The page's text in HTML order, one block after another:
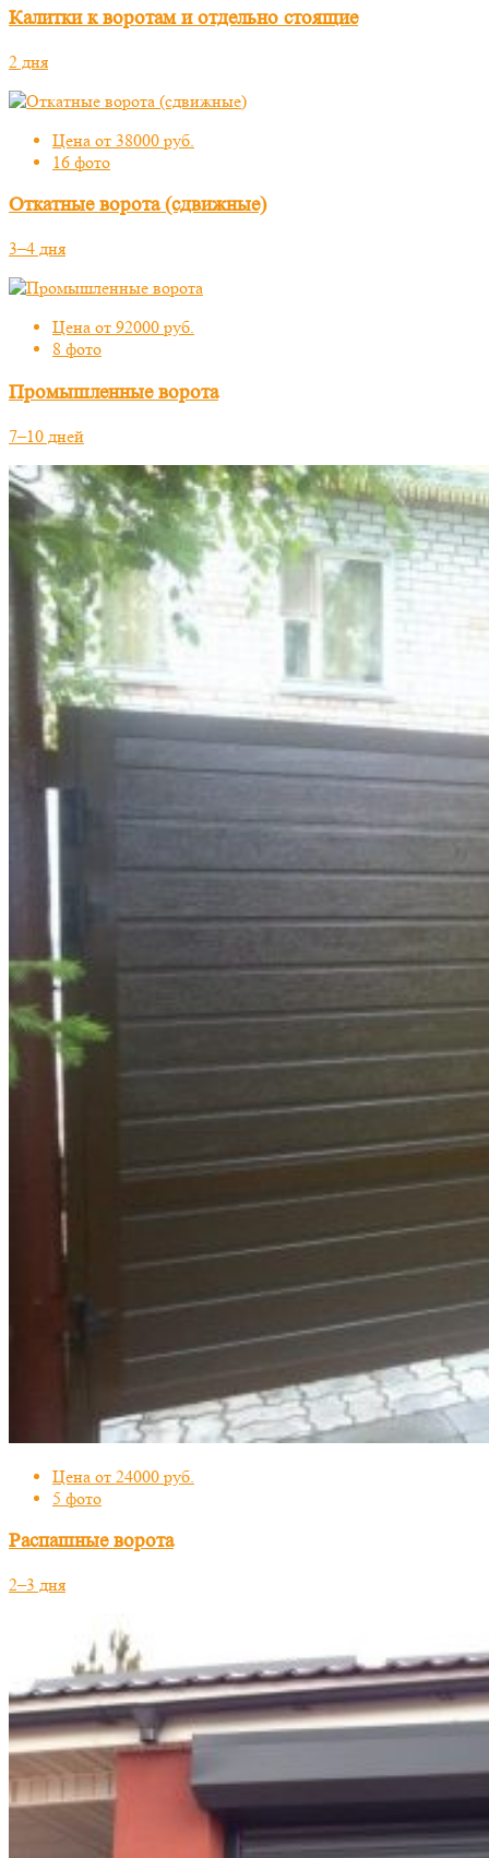
Калитки к воротам и отдельно стоящие
2 дня
Цена от 38000 руб.
16 фото
Откатные ворота (сдвижные)
3–4 дня
Цена от 92000 руб.
8 фото
Промышленные ворота
7–10 дней
Цена от 24000 руб.
5 фото
Распашные ворота
2–3 дня